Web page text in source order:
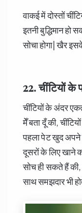
वाकई में दोस्तों
इतनी बुद्धिमान हो
सोचा होगा| खैर
22. चींटियोंके
चींटियों के अंदर
मेँ बता दूँ की,
पहला पेट खुद अपने
दूसरों के लिए खाने
सोच ही सकते हैं की,
साथ समझदार भी